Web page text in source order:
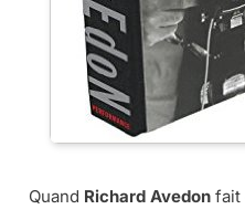
Quand Richard Avedon fait